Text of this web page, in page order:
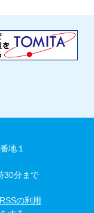
地１
分まで
RSSの利用